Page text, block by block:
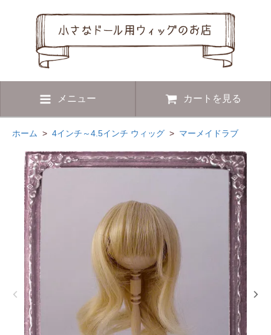
メニュー カートを見る
ホーム > 4インチ～4.5インチ ウィッグ > マーメイドラブ